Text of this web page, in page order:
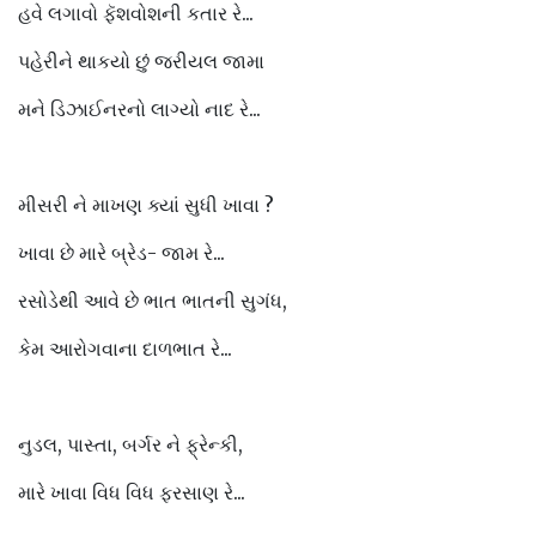
હવે લગાવો ફૅશવોશની કતાર રે...
પહેરીને થાકયો છું જરીયલ જામા
મને ડિઝાઈનરનો લાગ્યો નાદ રે...
મીસરી ને માખણ ક્યાં સુધી ખાવા ?
ખાવા છે મારે બ્રેડ- જામ રે...
રસોડેથી આવે છે ભાત ભાતની સુગંધ,
કેમ આરોગવાના દાળભાત રે...
નુડલ, પાસ્તા, બર્ગર ને ફ્રેન્કી,
મારે ખાવા વિધ વિધ ફરસાણ રે...